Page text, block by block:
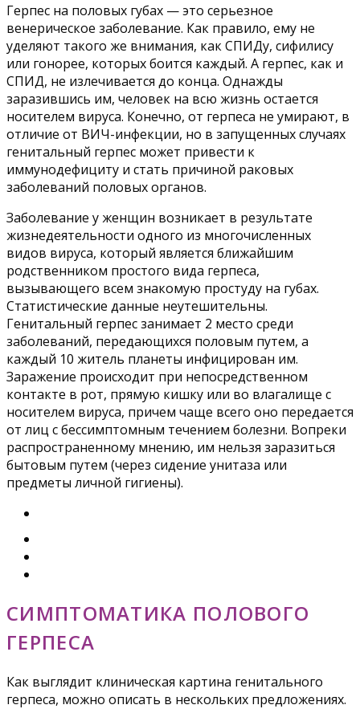
Герпес на половых губах — это серьезное
венерическое заболевание. Как правило, ему не
уделяют такого же внимания, как СПИДу, сифилису
или гонорее, которых боится каждый. А герпес, как и
СПИД, не излечивается до конца. Однажды
заразившись им, человек на всю жизнь остается
носителем вируса. Конечно, от герпеса не умирают, в
отличие от ВИЧ-инфекции, но в запущенных случаях
генитальный герпес может привести к
иммунодефициту и стать причиной раковых
заболеваний половых органов.
Заболевание у женщин возникает в результате
жизнедеятельности одного из многочисленных
видов вируса, который является ближайшим
родственником простого вида герпеса,
вызывающего всем знакомую простуду на губах.
Статистические данные неутешительны.
Генитальный герпес занимает 2 место среди
заболеваний, передающихся половым путем, а
каждый 10 житель планеты инфицирован им.
Заражение происходит при непосредственном
контакте в рот, прямую кишку или во влагалище с
носителем вируса, причем чаще всего оно передается
от лиц с бессимптомным течением болезни. Вопреки
распространенному мнению, им нельзя заразиться
бытовым путем (через сидение унитаза или
предметы личной гигиены).
СИМПТОМАТИКА ПОЛОВОГО
ГЕРПЕСА
Как выглядит клиническая картина генитального
герпеса, можно описать в нескольких предложениях.